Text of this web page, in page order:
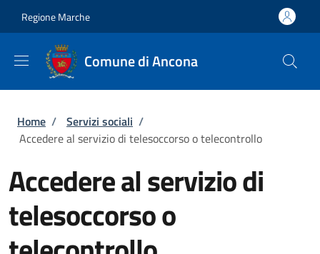
Regione Marche
Comune di Ancona
Briciole di pane
Home / Servizi sociali /
Accedere al servizio di telesoccorso o telecontrollo
Accedere al servizio di
telesoccorso o